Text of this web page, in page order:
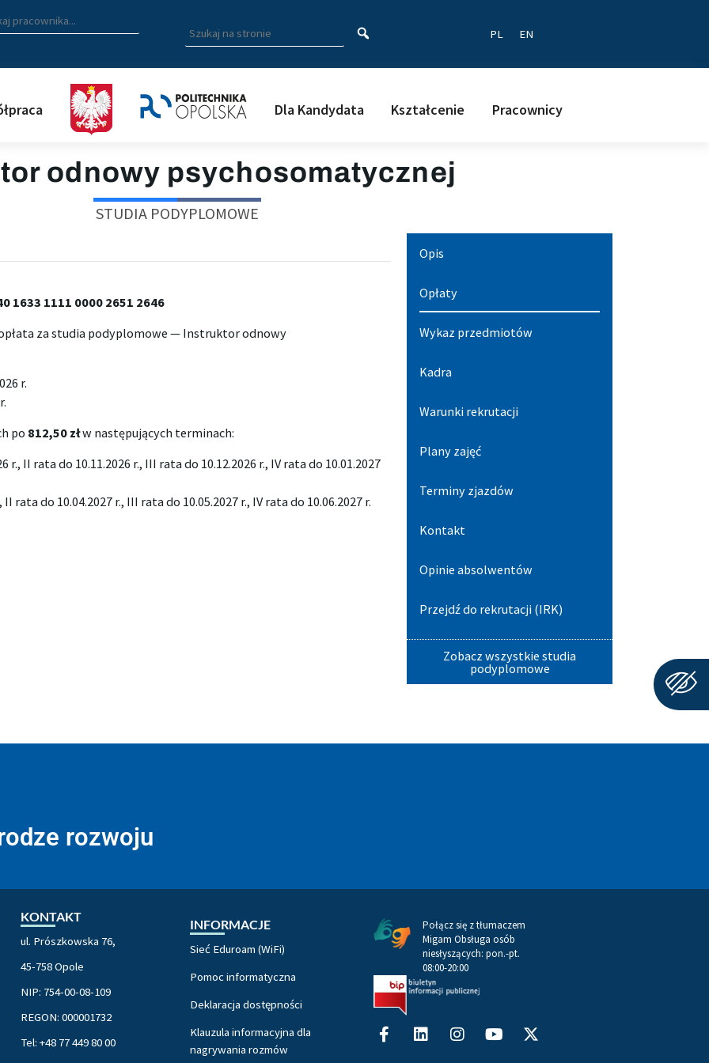
pracowników
nazwisko, fragment nazwiska bądź imię pracownika aby wyszukać
Wpisz
szukaną
frazę
wyszukać
PL EN
Dla Kandydata Kształcenie Pracownicy
odnowy psychosomatycznej
STUDIA PODYPLOMOWE
1633 1111 0000 2651 2646
za studia podyplomowe — Instruktor odnowy
r.
po 812,50 złw następujących terminach:
r., II rata do 10.11.2026 r., III rata do 10.12.2026 r., IV rata do 10.01.2027
rata do 10.04.2027 r., III rata do 10.05.2027 r., IV rata do 10.06.2027 r.
Opis
Opłaty
Wykaz przedmiotów
Kadra
Warunki rekrutacji
Plany zajęć
Terminy zjazdów
Kontakt
Opinie absolwentów
Przejdź do rekrutacji (IRK)
Zobacz wszystkie studia
podyplomowe
rozwoju
KONTAKT
ul. Prószkowska 76,
45-758 Opole
NIP: 754-00-08-109
REGON: 000001732
Tel: +48 77 449 80 00
INFORMACJE
Sieć Eduroam (WiFi)
Pomoc informatyczna
Deklaracja dostępności
Klauzula informacyjna dla
nagrywania rozmów
Połącz się z tłumaczem
Migam Obsługa osób
niesłyszących: pon.-pt.
08:00-20:00
Facebook-
f
LinkedinInstagram
Youtube
X-
twitter